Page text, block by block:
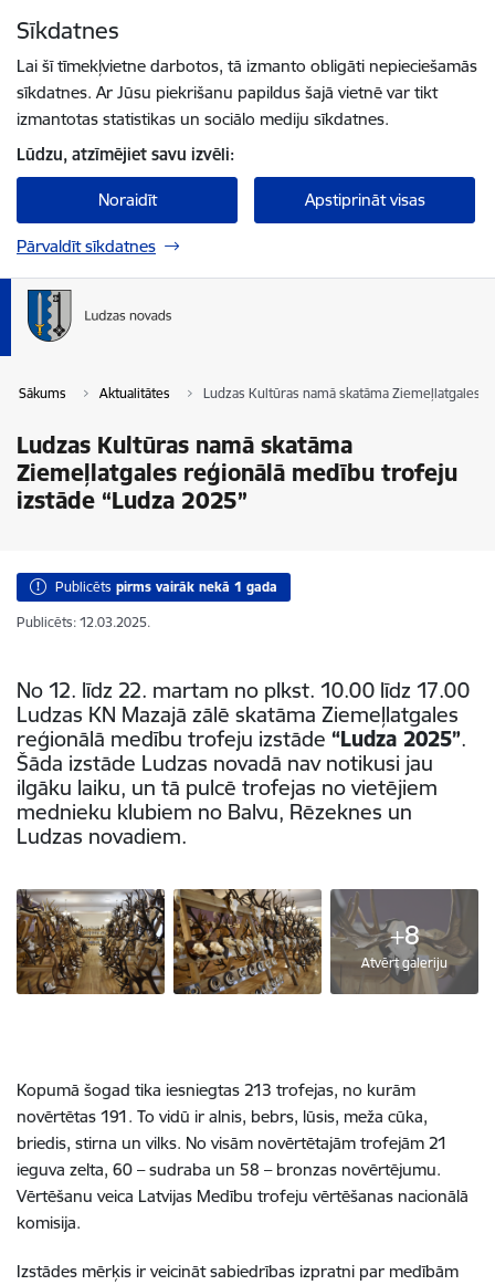
Sīkdatnes
Lai šī tīmekļvietne darbotos, tā izmanto obligāti nepieciešamās
sīkdatnes. Ar Jūsu piekrišanu papildus šajā vietnē var tikt
izmantotas statistikas un sociālo mediju sīkdatnes.
Lūdzu, atzīmējiet savu izvēli:
Noraidīt Apstiprināt visas
Pārvaldīt sīkdatnes
Sākums Aktualitātes Ludzas Kultūras namā skatāma Ziemeļlatgales
Ludzas Kultūras namā skatāma
Ziemeļlatgales reģionālā medību trofeju
izstāde “Ludza 2025”
Publicēts pirms vairāk nekā 1 gada
Publicēts: 12.03.2025.
No 12. līdz 22. martam no plkst. 10.00 līdz 17.00
Ludzas KN Mazajā zālē skatāma Ziemeļlatgales
reģionālā medību trofeju izstāde “Ludza 2025”.
Šāda izstāde Ludzas novadā nav notikusi jau
ilgāku laiku, un tā pulcē trofejas no vietējiem
mednieku klubiem no Balvu, Rēzeknes un
Ludzas novadiem.
+8
Atvērt galeriju
Kopumā šogad tika iesniegtas 213 trofejas, no kurām
novērtētas 191. To vidū ir alnis, bebrs, lūsis, meža cūka,
briedis, stirna un vilks. No visām novērtētajām trofejām 21
ieguva zelta, 60 – sudraba un 58 – bronzas novērtējumu.
Vērtēšanu veica Latvijas Medību trofeju vērtēšanas nacionālā
komisija.
Izstādes mērķis ir veicināt sabiedrības izpratni par medībām